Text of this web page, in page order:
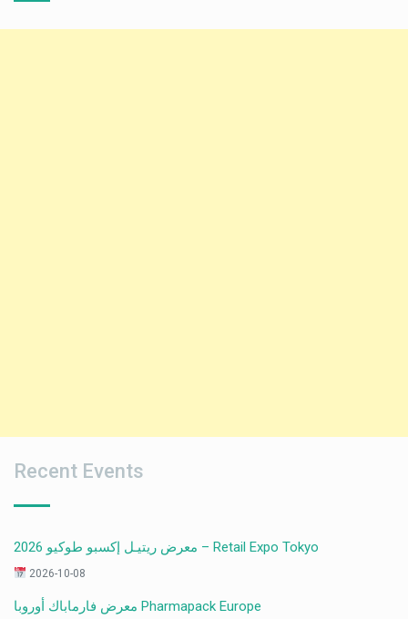
Recent Events
معرض ريتيـل إكسبو طوكيو 2026 – Retail Expo Tokyo
2026-10-08
معرض فارماباك أوروبا Pharmapack Europe